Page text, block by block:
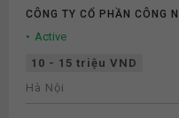
CÔNG TY CỔ PHẦN CÔNG
Active
10 - 15 triệu VND
Hà Nội